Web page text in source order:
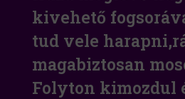
kivehető
tud vele
magabiztosan
Folyton kimozdul